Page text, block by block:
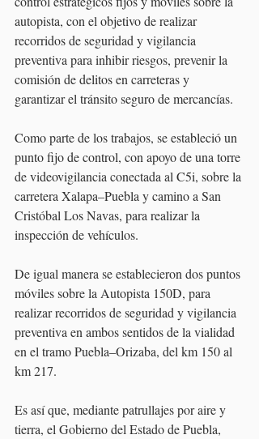
autopista, con el objetivo de realizar
recorridos de seguridad y vigilancia
preventiva para inhibir riesgos, prevenir la
comisión de delitos en carreteras y
garantizar el tránsito seguro de mercancías.
Como parte de los trabajos, se estableció un
punto fijo de control, con apoyo de una torre
de videovigilancia conectada al C5i, sobre la
carretera Xalapa–Puebla y camino a San
Cristóbal Los Navas, para realizar la
inspección de vehículos.
De igual manera se establecieron dos puntos
móviles sobre la Autopista 150D, para
realizar recorridos de seguridad y vigilancia
preventiva en ambos sentidos de la vialidad
en el tramo Puebla–Orizaba, del km 150 al
km 217.
Es así que, mediante patrullajes por aire y
tierra, el Gobierno del Estado de Puebla,